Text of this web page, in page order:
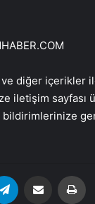
ve diğer içerikler
iletişim sayfası
bildirimlerinize
Email'den paylaş